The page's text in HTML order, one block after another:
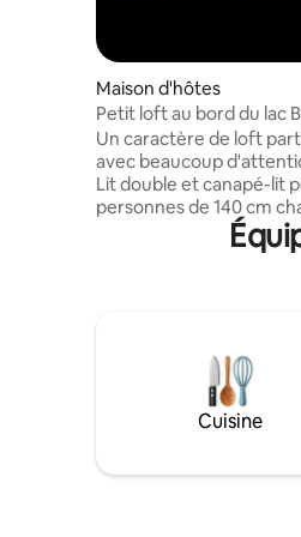
Maison d'hôtes
Petit loft au bord du lac
Un caractère de loft
avec beaucoup
Lit double et canapé-lit
personnes de 140 cm
pliant, ainsi qu'un cube
salle de bain/baignoire/
avec la maison
et intimité complètes.
idéal pour les amoureux
lisière de forêt. À 8
(5 min en bus/ligne 145,
Cuisine